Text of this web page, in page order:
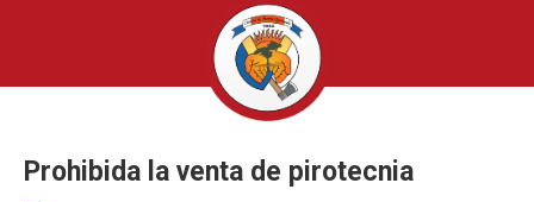
Prohibida la venta de pirotecnia